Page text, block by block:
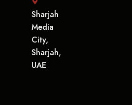
Sharjah
Media
City,
Sharjah,
UAE